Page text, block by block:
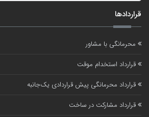
قراردادها